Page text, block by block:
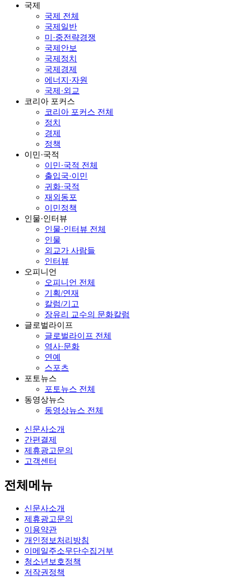
국제
국제 전체
국제일반
미·중전략경쟁
국제안보
국제정치
국제경제
에너지·자원
국제·외교
코리아 포커스
코리아 포커스 전체
정치
경제
정책
이민·국적
이민·국적 전체
출입국·이민
귀화·국적
재외동포
이민정책
인물·인터뷰
인물·인터뷰 전체
인물
외교가 사람들
인터뷰
오피니언
오피니언 전체
기획/연재
칼럼/기고
장유리 교수의 문화칼럼
글로벌라이프
글로벌라이프 전체
역사·문화
연예
스포츠
포토뉴스
포토뉴스 전체
동영상뉴스
동영상뉴스 전체
신문사소개
간편결제
제휴광고문의
고객센터
전체메뉴
신문사소개
제휴광고문의
이용약관
개인정보처리방침
이메일주소무단수집거부
청소년보호정책
저작권정책